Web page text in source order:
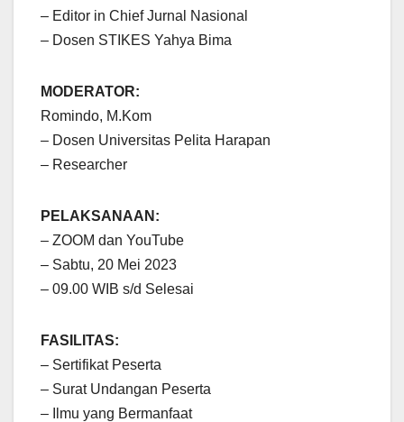
– Editor in Chief Jurnal Nasional
– Dosen STIKES Yahya Bima
MODERATOR:
Romindo, M.Kom
– Dosen Universitas Pelita Harapan
– Researcher
PELAKSANAAN:
– ZOOM dan YouTube
– Sabtu, 20 Mei 2023
– 09.00 WIB s/d Selesai
FASILITAS:
– Sertifikat Peserta
– Surat Undangan Peserta
– Ilmu yang Bermanfaat